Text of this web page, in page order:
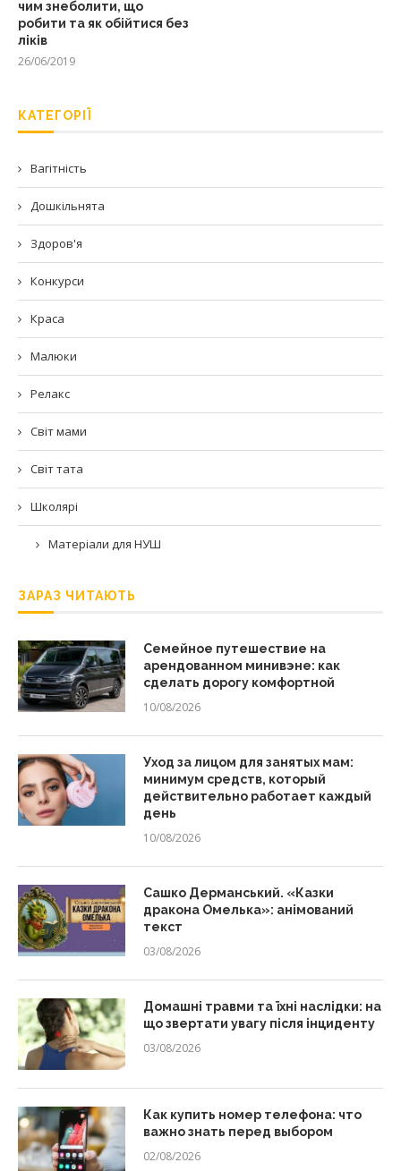
чим знеболити, що
робити та як обійтися без
ліків
26/06/2019
КАТЕГОРІЇ
Вагітність
Дошкільнята
Здоров'я
Конкурси
Краса
Малюки
Релакс
Світ мами
Світ тата
Школярі
Матеріали для НУШ
ЗАРАЗ ЧИТАЮТЬ
Семейное путешествие на
арендованном минивэне: как
сделать дорогу комфортной
10/08/2026
Уход за лицом для занятых мам:
минимум средств, который
действительно работает каждый
день
10/08/2026
Сашко Дерманський. «Казки
дракона Омелька»: анімований
текст
03/08/2026
Домашні травми та їхні наслідки: на
що звертати увагу після інциденту
03/08/2026
Как купить номер телефона: что
важно знать перед выбором
02/08/2026